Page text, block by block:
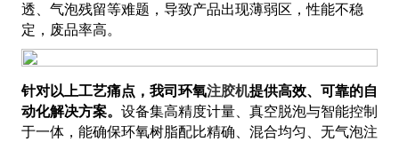
透、气泡残留等难题，导致产品出现薄弱区，性能不稳
定，废品率高。
针对以上工艺痛点，我司环氧注胶机提供高效、可靠的自
动化解决方案。 设备集高精度计量、真空脱泡与智能控制
于一体，能确保环氧树脂配比精确、混合均匀、无气泡注